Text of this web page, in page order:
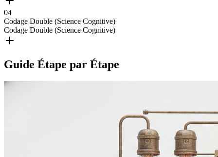
04
Codage Double (Science Cognitive)
Codage Double (Science Cognitive)
Guide Étape par Étape